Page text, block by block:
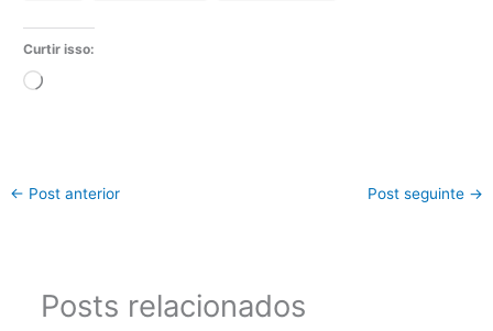
Curtir isso:
Carregando...
← Post anterior Post seguinte →
Posts relacionados